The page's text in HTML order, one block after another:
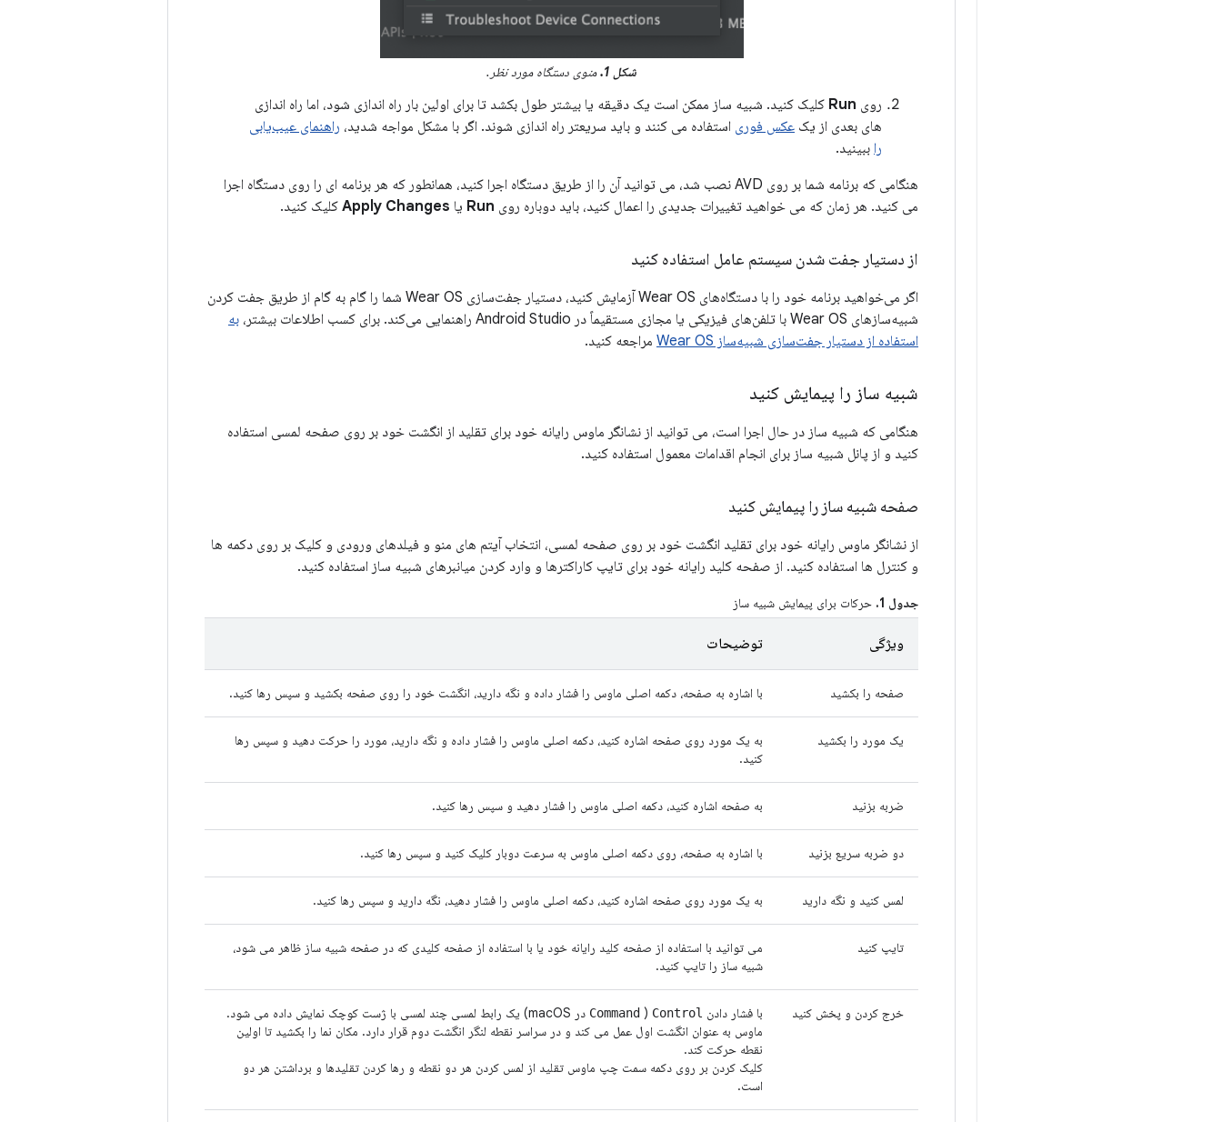
شکل 1. منوی دستگاه مورد نظر.
روی Run کلیک کنید. شبیه ساز ممکن است یک دقیقه یا بیشتر طول بکشد تا برای اولین بار راه اندازی شود، اما راه اندازی
های بعدی از یک عکس فوری استفاده می کنند و باید سریعتر راه اندازی شوند. اگر با مشکل مواجه شدید، راهنمای عیب‌یابی
را ببینید.
هنگامی که برنامه شما بر روی AVD نصب شد، می توانید آن را از طریق دستگاه اجرا کنید، همانطور که هر برنامه ای را روی دستگاه اجرا
می کنید. هر زمان که می خواهید تغییرات جدیدی را اعمال کنید، باید دوباره روی Run یا Apply Changes کلیک کنید.
از دستیار جفت شدن سیستم عامل استفاده کنید
اگر می‌خواهید برنامه خود را با دستگاه‌های Wear OS آزمایش کنید، دستیار جفت‌سازی Wear OS شما را گام به گام از طریق جفت کردن
شبیه‌سازهای Wear OS با تلفن‌های فیزیکی یا مجازی مستقیماً در Android Studio راهنمایی می‌کند. برای کسب اطلاعات بیشتر،
به
استفاده از دستیار جفت‌سازی شبیه‌ساز Wear OS
مراجعه کنید.
شبیه ساز را پیمایش کنید
هنگامی که شبیه ساز در حال اجرا است، می توانید از نشانگر ماوس رایانه خود برای تقلید از انگشت خود بر روی صفحه لمسی استفاده
کنید و از پانل شبیه ساز برای انجام اقدامات معمول استفاده کنید.
صفحه شبیه ساز را پیمایش کنید
از نشانگر ماوس رایانه خود برای تقلید انگشت خود بر روی صفحه لمسی، انتخاب آیتم های منو و فیلدهای ورودی و کلیک بر روی دکمه ها
و کنترل ها استفاده کنید. از صفحه کلید رایانه خود برای تایپ کاراکترها و وارد کردن میانبرهای شبیه ساز استفاده کنید.
جدول 1. حرکات برای پیمایش شبیه ساز
ویژگی توضیحات
صفحه را بکشید با اشاره به صفحه، دکمه اصلی ماوس را فشار داده و نگه دارید، انگشت خود را روی صفحه بکشید و سپس رها کنید.
یک مورد را بکشید
به یک مورد روی صفحه اشاره کنید، دکمه اصلی ماوس را فشار داده و نگه دارید، مورد را حرکت دهید و سپس رها
کنید.
ضربه بزنید به صفحه اشاره کنید، دکمه اصلی ماوس را فشار دهید و سپس رها کنید.
دو ضربه سریع بزنید با اشاره به صفحه، روی دکمه اصلی ماوس به سرعت دوبار کلیک کنید و سپس رها کنید.
لمس کنید و نگه دارید به یک مورد روی صفحه اشاره کنید، دکمه اصلی ماوس را فشار دهید، نگه دارید و سپس رها کنید.
تایپ کنید
می توانید با استفاده از صفحه کلید رایانه خود یا با استفاده از صفحه کلیدی که در صفحه شبیه ساز ظاهر می شود،
شبیه ساز را تایپ کنید.
خرج کردن و پخش کنید با فشار دادن Control
(
Command
در macOS) یک رابط لمسی چند لمسی با ژست کوچک نمایش داده می شود.
ماوس به عنوان انگشت اول عمل می کند و در سراسر نقطه لنگر انگشت دوم قرار دارد. مکان نما را بکشید تا اولین
نقطه حرکت کند.
کلیک کردن بر روی دکمه سمت چپ ماوس تقلید از لمس کردن هر دو نقطه و رها کردن تقلیدها و برداشتن هر دو
است.